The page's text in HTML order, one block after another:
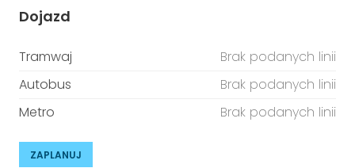
Dojazd
Tramwaj
Brak podanych linii
Autobus
Brak podanych linii
Metro
Brak podanych linii
ZAPLANUJ